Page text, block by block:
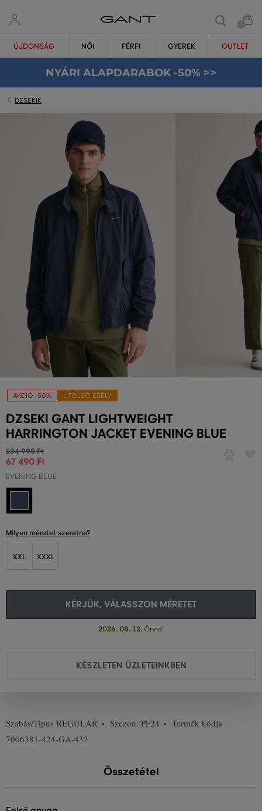
ÚJDONSÁG NŐI FÉRFI GYEREK OUTLET
NYÁRI ALAPDARABOK -50% >>
DZSEKIK
AKCIÓ -50% UTOLSÓ ESÉLY
DZSEKI GANT LIGHTWEIGHT
HARRINGTON JACKET EVENING BLUE
134 990 Ft
67 490 Ft
EVENING BLUE
Milyen méretet szeretne?
XXL XXXL
KÉRJÜK, VÁLASSZON MÉRETET
2026. 08. 12. Önnél
KÉSZLETEN ÜZLETEINKBEN
Szabás/Típus REGULAR Szezon: PF24
Termék kódja
7006381-424-GA-433
Összetétel